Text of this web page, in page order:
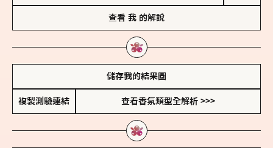
查看 我 的解說
儲存我的結果圖
複製測驗連結 查看香氛類型全解析 >>>